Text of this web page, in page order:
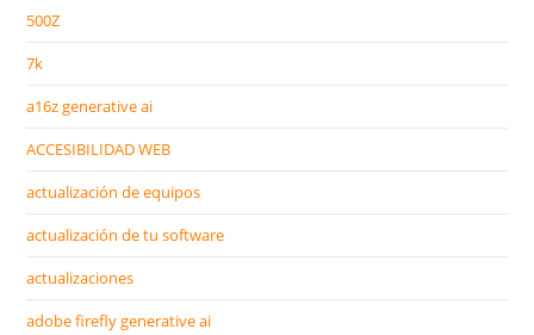
500Z
7k
a16z generative ai
ACCESIBILIDAD WEB
actualización de equipos
actualización de tu software
actualizaciones
adobe firefly generative ai